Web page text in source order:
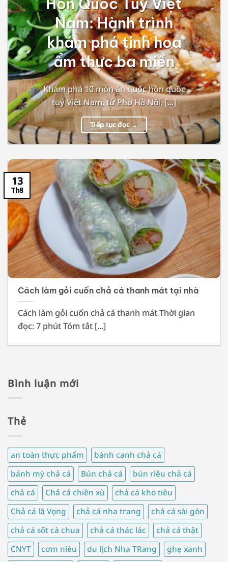
Hồn Quốc Tuý Việt
Nam: Hành trình
khám phá tinh hoa
ẩm thực ba miền
Khám phá 10 món ăn quốc hồn quốc
tuý Việt Nam, từ Phở Hà Nội, [...]
Tiếp tục đọc →
Cách làm gỏi cuốn chả cá thanh mát tại nhà
Cách làm gỏi cuốn chả cá thanh mát Thời gian
đọc: 7 phút Tóm tắt [...]
13
Th8
Bình luận mới
Thẻ
an toàn thực phẩm
bánh canh chả cá
bánh mỳ chả cá
Bún chả cá
bún riêu chả cá
chả cá
Chả cá chiên xù
chả cá kho tiêu
Chả cá lã Vọng
chả cá nha trang
chả cá sài gòn
chả cá sốt cà chua
chả cá thác lác
chả cá thật
CNYT
cơm niêu du lịch Nha TRang
ghẹ xanh